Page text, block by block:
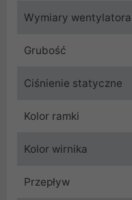
Wymiary wentylatora
Grubość
Ciśnienie statyczne
Kolor ramki
Kolor wirnika
Przepływ